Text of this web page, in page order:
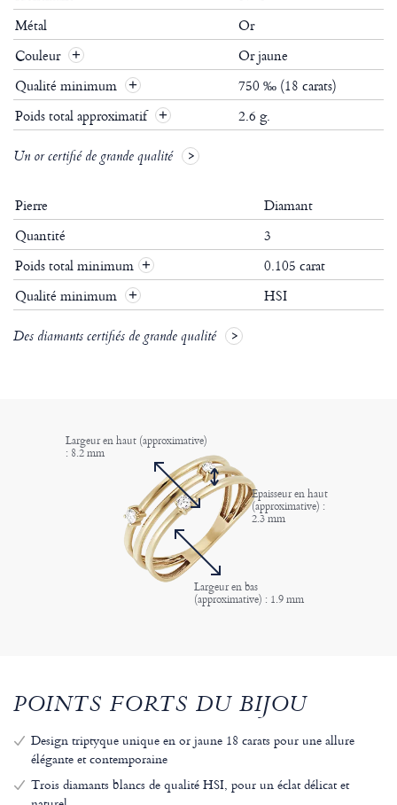
Métal
Or
Couleur
Or jaune
Qualité minimum
750 ‰ (18 carats)
Poids total approximatif
2.6 g.
Un or certifié de grande qualité
Pierre
Diamant
Quantité
3
Poids total minimum +
0.105 carat
Qualité minimum
+ HSI
Des diamants certifiés de grande qualité
Largeur en haut (approximative)
: 8.2 mm
Epaisseur en haut
(approximative) :
2.3 mm
Largeur en bas
(approximative) : 1.9 mm
POINTS FORTS DU BIJOU
Design triptyque unique en or jaune 18 carats pour une allure
élégante et contemporaine
Trois diamants blancs de qualité HSI, pour un éclat délicat et